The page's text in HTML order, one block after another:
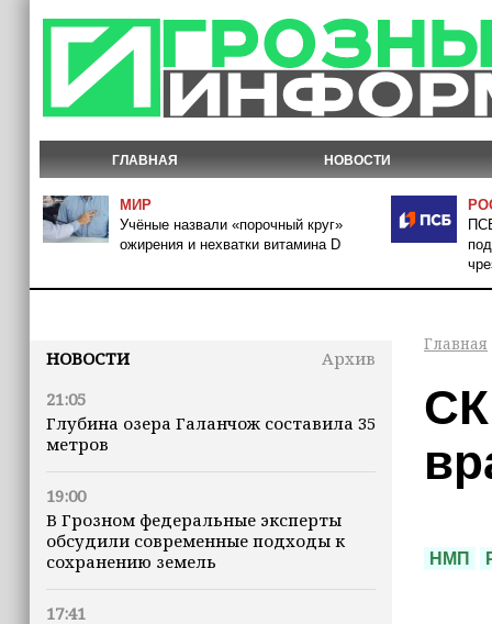
ГЛАВНАЯ НОВОСТИ
МИР
Учёные назвали «порочный круг»
ожирения и нехватки витамина D
НОВОСТИ
Архив
21:05
Глубина озера Галанчож составила 35
метров
19:00
В Грозном федеральные эксперты
обсудили современные подходы к
сохранению земель
17:41
Главная
СК
НМП